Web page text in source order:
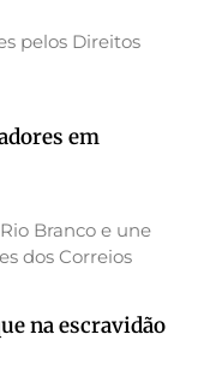
pelos Direitos
em
Branco e une
dos Correios
na escravidão